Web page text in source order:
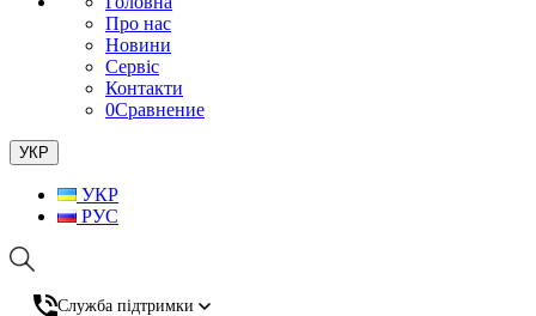
Про нас
Новини
Сервіс
Контакти
0Сравнение
УКР
УКР
РУС
Служба підтримки